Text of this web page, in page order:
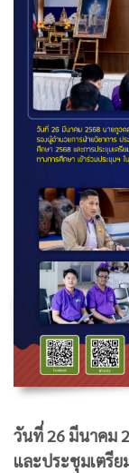
วันที่ 26 มีนาคม
และประชุมเตรี